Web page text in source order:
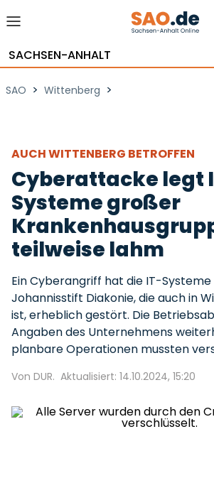
SACHSEN-ANHALT
SAO > Wittenberg >
AUCH WITTENBERG BETROFFEN
Cyberattacke legt
Systeme großer
teilweise lahm
Ein Cyberangriff hat die IT-
Johannisstift Diakonie, die auch in
ist, erheblich gestört. Die
Angaben des Unternehmens
planbare Operationen mussten
Von DUR. Aktualisiert: 14.10.2024, 15:20